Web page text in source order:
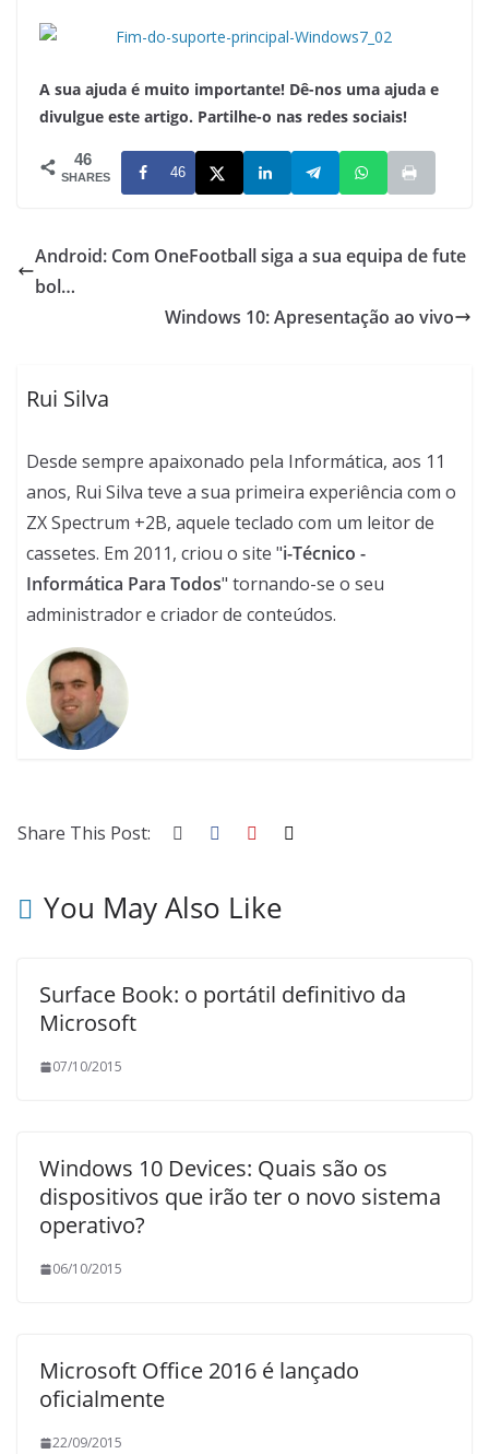
A sua ajuda é muito importante! Dê-nos uma ajuda e
divulgue este artigo. Partilhe-o nas redes sociais!
46
SHARES 46
Android: Com OneFootball siga a sua equipa de fute
bol…
Windows 10: Apresentação ao vivo
Rui Silva
Desde sempre apaixonado pela Informática, aos 11
anos, Rui Silva teve a sua primeira experiência com o
ZX Spectrum +2B, aquele teclado com um leitor de
cassetes. Em 2011, criou o site "i-Técnico -
Informática Para Todos" tornando-se o seu
administrador e criador de conteúdos.
Share This Post:
You May Also Like
Surface Book: o portátil definitivo da
Microsoft
07/10/2015
Windows 10 Devices: Quais são os
dispositivos que irão ter o novo sistema
operativo?
06/10/2015
Microsoft Office 2016 é lançado
oficialmente
22/09/2015